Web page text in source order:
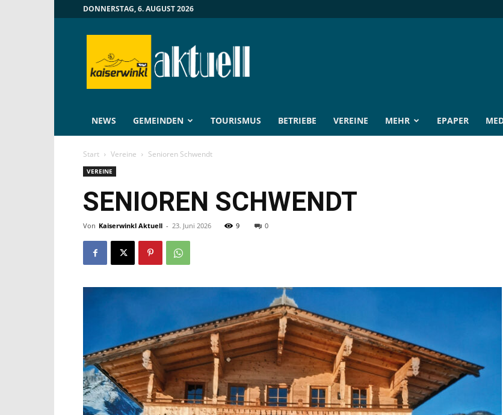
DONNERSTAG, 6. AUGUST 2026
Aktuell
NEWS GEMEINDEN TOURISMUS BETRIEBE VEREINE MEHR EPAPER
Start Vereine Senioren Schwendt
VEREINE
SENIOREN SCHWENDT
Von Kaiserwinkl Aktuell - 23. Juni 2026 9 0